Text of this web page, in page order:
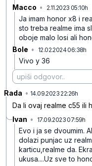
Macco • 2.11.2023 05:10h
Ja imam honor x8 i
sto treba realme ima
oboje malo losi ali
Bole • 12.02.2024 06:38h
Vivo y 36
Rada • 14.09.2023 22:26h
Da li ovaj realme c55 ili
Ivan • 17.09.2023 07:59h
Evo i ja se dvoumim.
dolazi punjac uz
karticu,realme da.
ukusa....Uz sve to